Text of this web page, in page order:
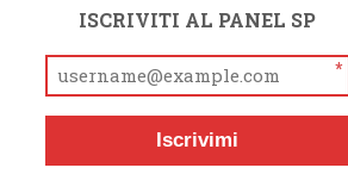
ISCRIVITI AL PANEL SP
*
Iscrivimi